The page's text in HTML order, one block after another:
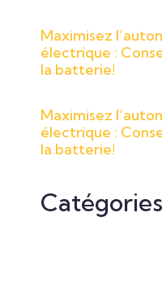
Maximisez
électrique :
la batterie!
Maximisez
électrique :
la batterie!
Catégories